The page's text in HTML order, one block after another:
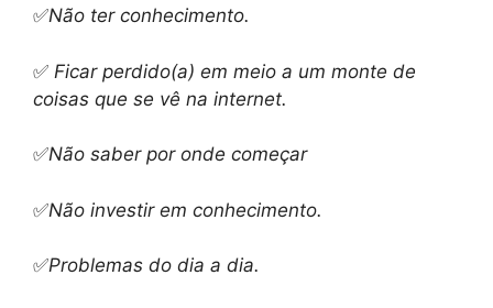
✅Não ter conhecimento.
✅ Ficar perdido(a) em meio a um monte de
coisas que se vê na internet.
✅Não saber por onde começar
✅Não investir em conhecimento.
✅Problemas do dia a dia.